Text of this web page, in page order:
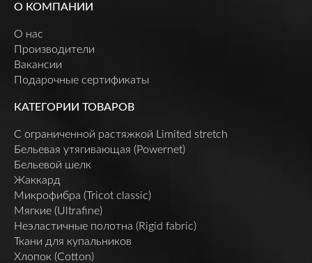
О КОМПАНИИ
О нас
Производители
Вакансии
Подарочные сертификаты
КАТЕГОРИИ ТОВАРОВ
C ограниченной растяжкой Limited stretch
Бельевая утягивающая (Powernet)
Бельевой шелк
Жаккард
Микрофибра (Tricot classic)
Мягкие (Ultrafine)
Неэластичные полотна (Rigid fabric)
Ткани для купальников
Хлопок (Cotton)